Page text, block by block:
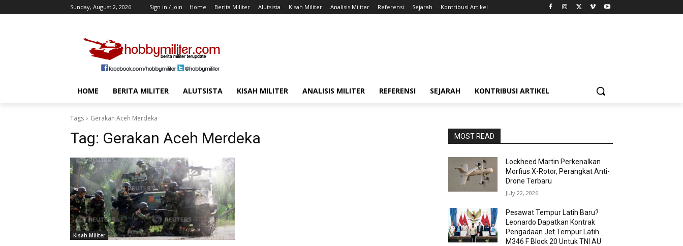
Sunday, August 2, 2026 Sign in / Join Home Berita Militer Alutsista Kisah Militer Analisis Militer Referensi Sejarah Kontribusi Artikel
HOME BERITA MILITER ALUTSISTA KISAH MILITER ANALISIS MILITER REFERENSI SEJARAH KONTRIBUSI ARTIKEL
Tags Gerakan Aceh Merdeka
Tag: Gerakan Aceh Merdeka
Kisah Militer
MOST READ
Lockheed Martin Perkenalkan
Morfius X-Rotor, Perangkat Anti-
Drone Terbaru
July 22, 2026
Pesawat Tempur Latih Baru?
Leonardo Dapatkan Kontrak
Pengadaan Jet Tempur Latih
M346 F Block 20 Untuk TNI AU